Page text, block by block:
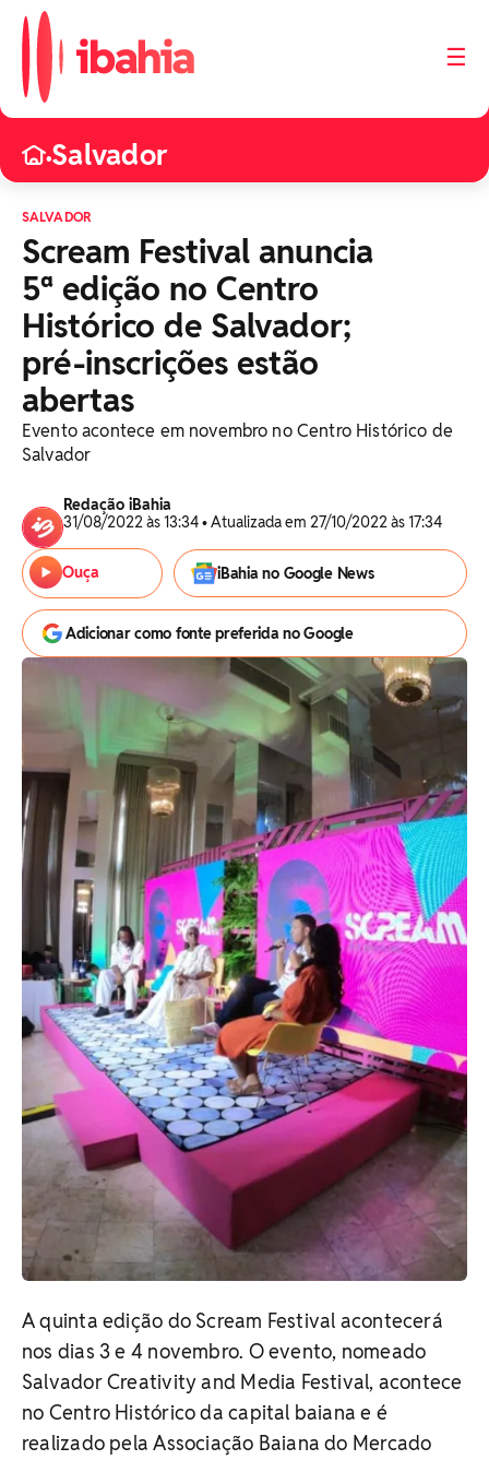
☰
•Salvador
SALVADOR
Scream Festival anuncia
5ª edição no Centro
Histórico de Salvador;
pré-inscrições estão
abertas
Evento acontece em novembro no Centro Histórico de
Salvador
Redação iBahia
31/08/2022 às 13:34 • Atualizada em 27/10/2022 às 17:34
Ouça iBahia no Google News
Adicionar como fonte preferida no Google
A quinta edição do Scream Festival acontecerá
nos dias 3 e 4 novembro. O evento, nomeado
Salvador Creativity and Media Festival, acontece
no Centro Histórico da capital baiana e é
realizado pela Associação Baiana do Mercado